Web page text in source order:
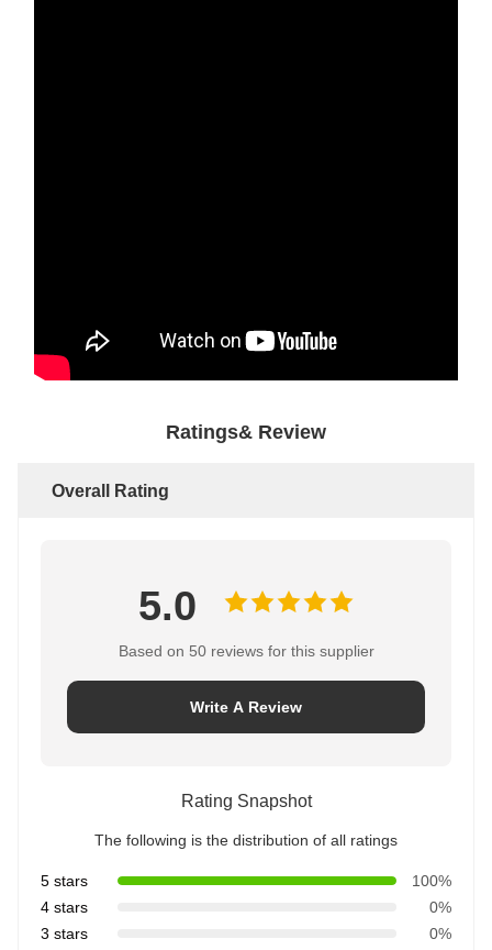
Ratings& Review
Overall Rating
5.0
Based on 50 reviews for this supplier
Write A Review
Rating Snapshot
The following is the distribution of all ratings
5 stars
100%
4 stars
0%
3 stars
0%